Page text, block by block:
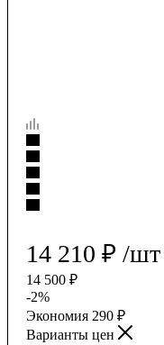
14 210 ₽ /шт
14 500 ₽
-2%
Экономия 290 ₽
Варианты цен